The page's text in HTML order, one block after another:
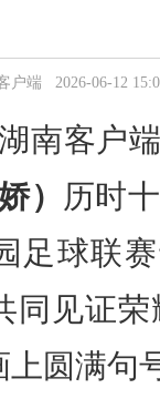
户端 2026-06-12
南客户
） 历时
足球联
同见证
上圆满句